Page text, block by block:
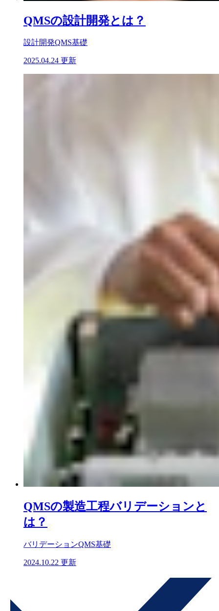
QMSの設計開発とは？
設計開発QMS基礎
2025.04.24 更新
QMSの製造工程バリデーションと
は？
バリデーションQMS基礎
2024.10.22 更新